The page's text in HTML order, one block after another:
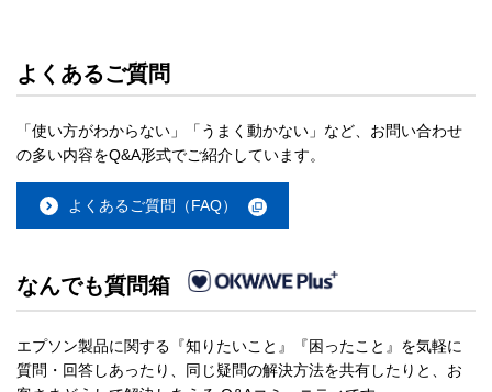
よくあるご質問
「使い方がわからない」「うまく動かない」など、お問い合わせ
の多い内容をQ&A形式でご紹介しています。
よくあるご質問（FAQ）
なんでも質問箱
エプソン製品に関する『知りたいこと』『困ったこと』を気軽に
質問・回答しあったり、同じ疑問の解決方法を共有したりと、お